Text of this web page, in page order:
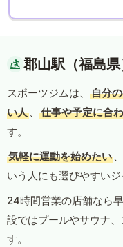
郡山駅（福島
スポーツジムは、
自分
い人 、 仕事や予定に合
す。
気軽に運動を始めたい 、
いう人にも選びやすいジ
24時間営業の店舗なら
設ではプールやサウナ
す。